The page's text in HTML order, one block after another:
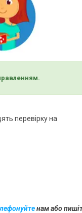
перевірку на
нам або